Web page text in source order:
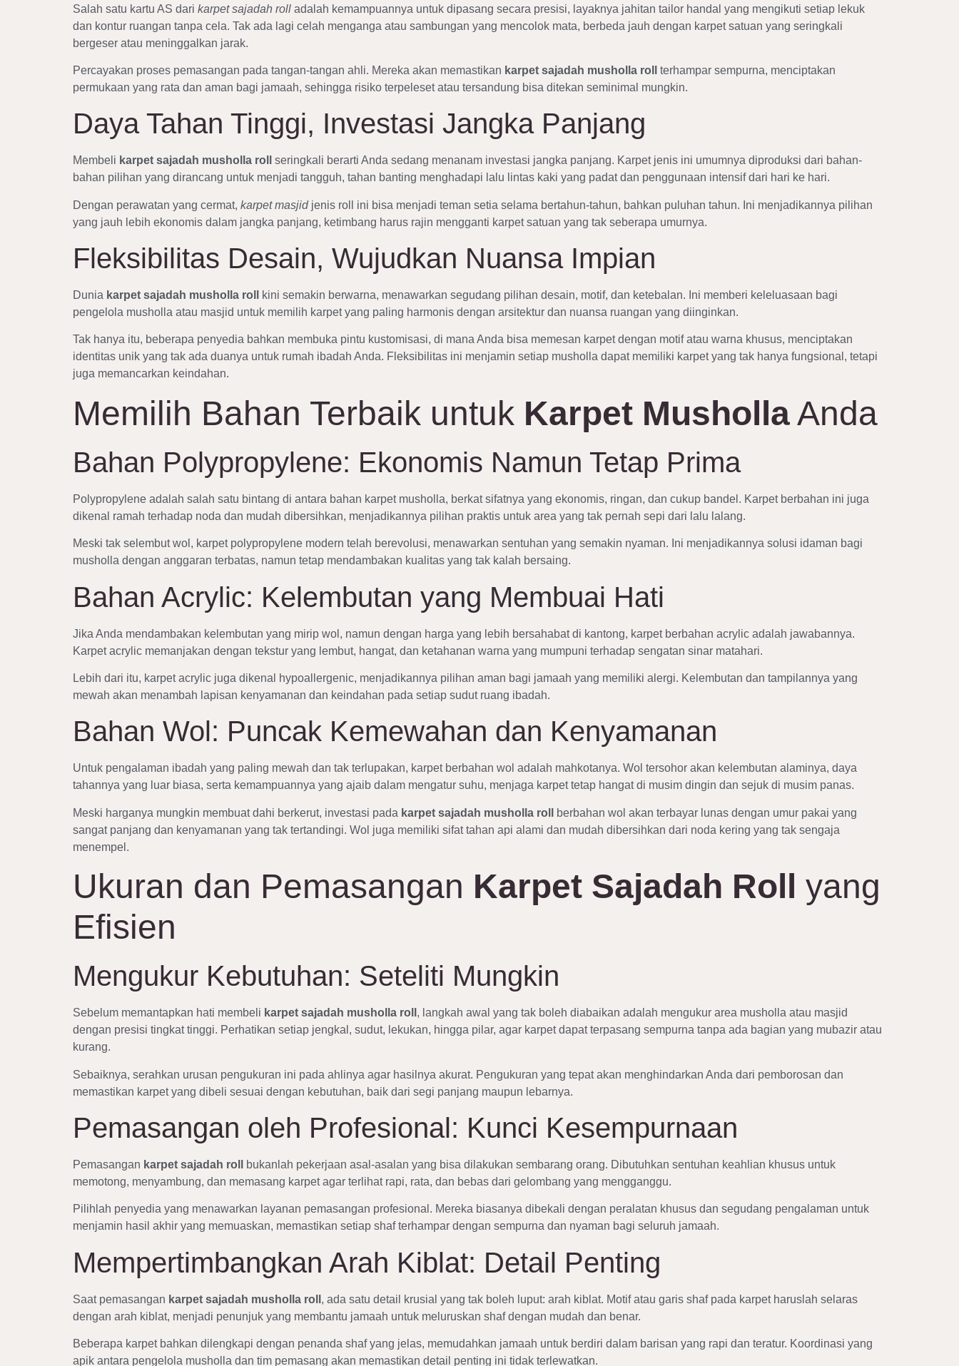
Salah satu kartu AS dari karpet sajadah roll adalah kemampuannya untuk dipasang secara presisi, layaknya jahitan tailor handal yang mengikuti setiap lekuk
dan kontur ruangan tanpa cela. Tak ada lagi celah menganga atau sambungan yang mencolok mata, berbeda jauh dengan karpet satuan yang seringkali
bergeser atau meninggalkan jarak.
Percayakan proses pemasangan pada tangan-tangan ahli. Mereka akan memastikan karpet sajadah musholla roll
terhampar sempurna, menciptakan
permukaan yang rata dan aman bagi jamaah, sehingga risiko terpeleset atau tersandung bisa ditekan seminimal mungkin.
Daya Tahan Tinggi, Investasi Jangka Panjang
Membeli karpet sajadah musholla roll
seringkali berarti Anda sedang menanam investasi jangka panjang. Karpet jenis ini umumnya diproduksi dari bahan-
bahan pilihan yang dirancang untuk menjadi tangguh, tahan banting menghadapi lalu lintas kaki yang padat dan penggunaan intensif dari hari ke hari.
Dengan perawatan yang cermat, karpet masjidjenis roll ini bisa menjadi teman setia selama bertahun-tahun, bahkan puluhan tahun. Ini menjadikannya pilihan
yang jauh lebih ekonomis dalam jangka panjang, ketimbang harus rajin mengganti karpet satuan yang tak seberapa umurnya.
Fleksibilitas Desain, Wujudkan Nuansa Impian
Dunia karpet sajadah musholla roll
kini semakin berwarna, menawarkan segudang pilihan desain, motif, dan ketebalan. Ini memberi keleluasaan bagi
pengelola musholla atau masjid untuk memilih karpet yang paling harmonis dengan arsitektur dan nuansa ruangan yang diinginkan.
Tak hanya itu, beberapa penyedia bahkan membuka pintu kustomisasi, di mana Anda bisa memesan karpet dengan motif atau warna khusus, menciptakan
identitas unik yang tak ada duanya untuk rumah ibadah Anda. Fleksibilitas ini menjamin setiap musholla dapat memiliki karpet yang tak hanya fungsional, tetapi
juga memancarkan keindahan.
Memilih Bahan Terbaik untuk Karpet MushollaAnda
Bahan Polypropylene: Ekonomis Namun Tetap Prima
Polypropylene adalah salah satu bintang di antara bahan karpet musholla, berkat sifatnya yang ekonomis, ringan, dan cukup bandel. Karpet berbahan ini juga
dikenal ramah terhadap noda dan mudah dibersihkan, menjadikannya pilihan praktis untuk area yang tak pernah sepi dari lalu lalang.
Meski tak selembut wol, karpet polypropylene modern telah berevolusi, menawarkan sentuhan yang semakin nyaman. Ini menjadikannya solusi idaman bagi
musholla dengan anggaran terbatas, namun tetap mendambakan kualitas yang tak kalah bersaing.
Bahan Acrylic: Kelembutan yang Membuai Hati
Jika Anda mendambakan kelembutan yang mirip wol, namun dengan harga yang lebih bersahabat di kantong, karpet berbahan acrylic adalah jawabannya.
Karpet acrylic memanjakan dengan tekstur yang lembut, hangat, dan ketahanan warna yang mumpuni terhadap sengatan sinar matahari.
Lebih dari itu, karpet acrylic juga dikenal hypoallergenic, menjadikannya pilihan aman bagi jamaah yang memiliki alergi. Kelembutan dan tampilannya yang
mewah akan menambah lapisan kenyamanan dan keindahan pada setiap sudut ruang ibadah.
Bahan Wol: Puncak Kemewahan dan Kenyamanan
Untuk pengalaman ibadah yang paling mewah dan tak terlupakan, karpet berbahan wol adalah mahkotanya. Wol tersohor akan kelembutan alaminya, daya
tahannya yang luar biasa, serta kemampuannya yang ajaib dalam mengatur suhu, menjaga karpet tetap hangat di musim dingin dan sejuk di musim panas.
Meski harganya mungkin membuat dahi berkerut, investasi pada karpet sajadah musholla roll
berbahan wol akan terbayar lunas dengan umur pakai yang
sangat panjang dan kenyamanan yang tak tertandingi. Wol juga memiliki sifat tahan api alami dan mudah dibersihkan dari noda kering yang tak sengaja
menempel.
Ukuran dan Pemasangan Karpet Sajadah Roll
yang
Efisien
Mengukur Kebutuhan: Seteliti Mungkin
Sebelum memantapkan hati membeli karpet sajadah musholla roll , langkah awal yang tak boleh diabaikan adalah mengukur area musholla atau masjid
dengan presisi tingkat tinggi. Perhatikan setiap jengkal, sudut, lekukan, hingga pilar, agar karpet dapat terpasang sempurna tanpa ada bagian yang mubazir atau
kurang.
Sebaiknya, serahkan urusan pengukuran ini pada ahlinya agar hasilnya akurat. Pengukuran yang tepat akan menghindarkan Anda dari pemborosan dan
memastikan karpet yang dibeli sesuai dengan kebutuhan, baik dari segi panjang maupun lebarnya.
Pemasangan oleh Profesional: Kunci Kesempurnaan
Pemasangan karpet sajadah roll
bukanlah pekerjaan asal-asalan yang bisa dilakukan sembarang orang. Dibutuhkan sentuhan keahlian khusus untuk
memotong, menyambung, dan memasang karpet agar terlihat rapi, rata, dan bebas dari gelombang yang mengganggu.
Pilihlah penyedia yang menawarkan layanan pemasangan profesional. Mereka biasanya dibekali dengan peralatan khusus dan segudang pengalaman untuk
menjamin hasil akhir yang memuaskan, memastikan setiap shaf terhampar dengan sempurna dan nyaman bagi seluruh jamaah.
Mempertimbangkan Arah Kiblat: Detail Penting
Saat pemasangan karpet sajadah musholla roll , ada satu detail krusial yang tak boleh luput: arah kiblat. Motif atau garis shaf pada karpet haruslah selaras
dengan arah kiblat, menjadi penunjuk yang membantu jamaah untuk meluruskan shaf dengan mudah dan benar.
Beberapa karpet bahkan dilengkapi dengan penanda shaf yang jelas, memudahkan jamaah untuk berdiri dalam barisan yang rapi dan teratur. Koordinasi yang
apik antara pengelola musholla dan tim pemasang akan memastikan detail penting ini tidak terlewatkan.